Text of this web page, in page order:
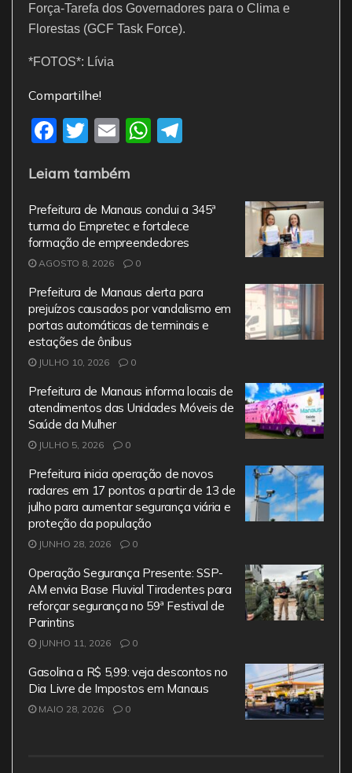
Força-Tarefa dos Governadores para o Clima e
Florestas (GCF Task Force).
*FOTOS*: Lívia
Compartilhe!
F
c
e
b
o
o
k
T
itt
er
E
ai
l
W
s
A
p
p
gr
a
m
Leiam também
Prefeitura de Manaus conclui a 345ª
turma do Empretec e fortalece
formação de empreendedores
AGOSTO 8, 2026 0
Prefeitura de Manaus alerta para
prejuízos causados por vandalismo em
portas automáticas de terminais e
estações de ônibus
JULHO 10, 2026 0
Prefeitura de Manaus informa locais de
atendimentos das Unidades Móveis de
Saúde da Mulher
JULHO 5, 2026 0
Prefeitura inicia operação de novos
radares em 17 pontos a partir de 13 de
julho para aumentar segurança viária e
proteção da população
JUNHO 28, 2026 0
Operação Segurança Presente: SSP-
AM envia Base Fluvial Tiradentes para
reforçar segurança no 59ª Festival de
Parintins
JUNHO 11, 2026 0
Gasolina a R$ 5,99: veja descontos no
Dia Livre de Impostos em Manaus
MAIO 28, 2026 0